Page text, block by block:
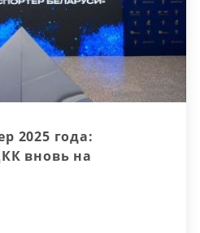
2025 года:
вновь на